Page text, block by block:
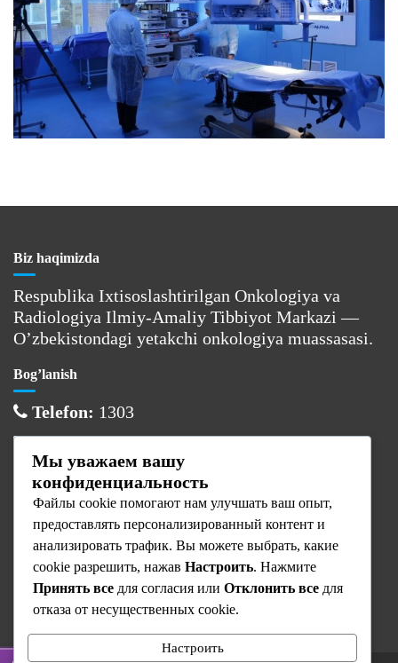
Biz haqimizda
Respublika Ixtisoslashtirilgan Onkologiya va
Radiologiya Ilmiy-Amaliy Tibbiyot Markazi —
O’zbekistondagi yetakchi onkologiya muassasasi.
Bog’lanish
Telefon: 1303
Email:info@cancercenter.uz
Manzil:Toshkent sh., Olmazor tumani
Ish vaqti
Dushanba:08:00 — 17:00
Sesh — Juma:08:00 — 16:00
Shanba — Yaksh:Dam olish
Мы уважаем вашу
конфиденциальность
Файлы cookie помогают нам улучшать ваш опыт,
предоставлять персонализированный контент и
анализировать трафик. Вы можете выбрать, какие
cookie разрешить, нажав Настроить. Нажмите
Принять все для согласия или Отклонить все для
отказа от несущественных cookie.
Настроить